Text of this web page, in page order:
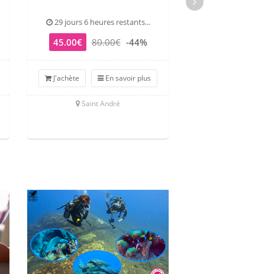
29 jours 6 heures restants...
45.00€ 80.00€ -44%
J'achète En savoir plus
Saint André